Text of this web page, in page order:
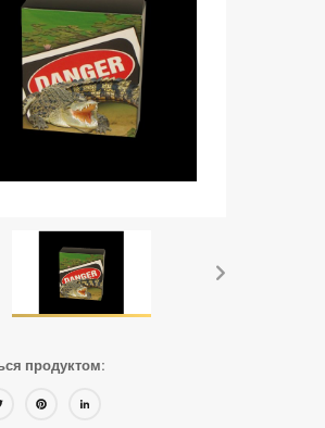
продуктом:
TwitterPinterest